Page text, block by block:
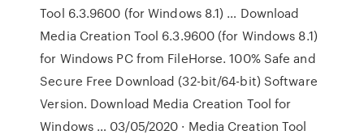
Tool 6.3.9600 (for Windows 8.1) … Download
Media Creation Tool 6.3.9600 (for Windows 8.1)
for Windows PC from FileHorse. 100% Safe and
Secure Free Download (32-bit/64-bit) Software
Version. Download Media Creation Tool for
Windows … 03/05/2020 · Media Creation Tool